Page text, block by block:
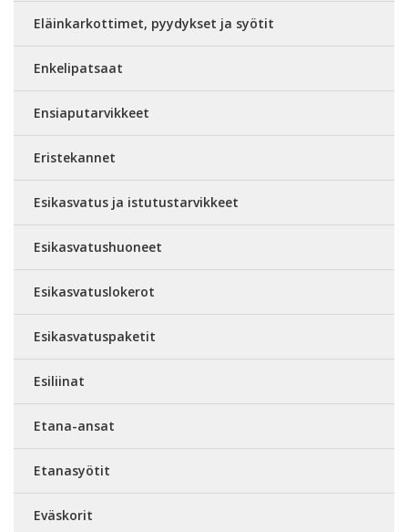
Eläinkarkottimet, pyydykset ja syötit
Enkelipatsaat
Ensiaputarvikkeet
Eristekannet
Esikasvatus ja istutustarvikkeet
Esikasvatushuoneet
Esikasvatuslokerot
Esikasvatuspaketit
Esiliinat
Etana-ansat
Etanasyötit
Eväskorit